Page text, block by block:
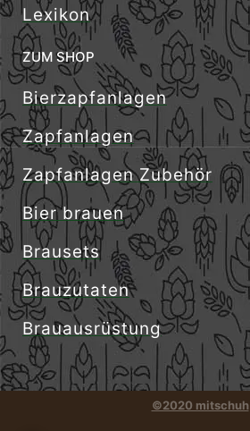
Lexikon
ZUM SHOP
Bierzapfanlagen
Zapfanlagen
Zapfanlagen Zubehör
Bier brauen
Brausets
Brauzutaten
Brauausrüstung
©2020 mitschuh